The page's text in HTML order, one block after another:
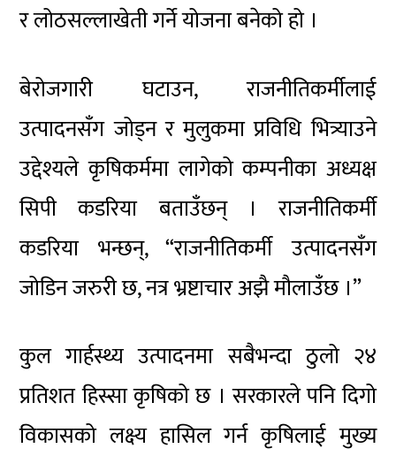
र लोठसल्लाखेती गर्ने योजना बनेको हो ।
बेरोजगारी घटाउन, राजनीतिकर्मीलाई
उत्पादनसँग जोड्न र मुलुकमा प्रविधि भित्र्याउने
उद्देश्यले कृषिकर्ममा लागेको कम्पनीका अध्यक्ष
सिपी कडरिया बताउँछन् । राजनीतिकर्मी
कडरिया भन्छन्, “राजनीतिकर्मी उत्पादनसँग
जोडिन जरुरी छ, नत्र भ्रष्टाचार अझै मौलाउँछ ।”
कुल गार्हस्थ्य उत्पादनमा सबैभन्दा ठुलो २४
प्रतिशत हिस्सा कृषिको छ । सरकारले पनि दिगो
विकासको लक्ष्य हासिल गर्न कृषिलाई मुख्य